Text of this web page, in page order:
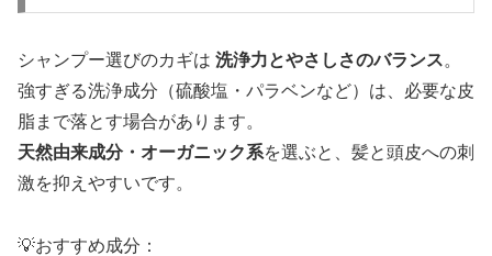
シャンプー選びのカギは 洗浄力とやさしさのバランス。
強すぎる洗浄成分（硫酸塩・パラベンなど）は、必要な皮
脂まで落とす場合があります。
天然由来成分・オーガニック系を選ぶと、髪と頭皮への刺
激を抑えやすいです。
💡おすすめ成分：